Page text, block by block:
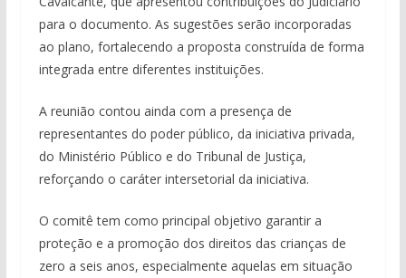
para o documento. As sugestões serão incorporadas
ao plano, fortalecendo a proposta construída de forma
integrada entre diferentes instituições.
A reunião contou ainda com a presença de
representantes do poder público, da iniciativa privada,
do Ministério Público e do Tribunal de Justiça,
reforçando o caráter intersetorial da iniciativa.
O comitê tem como principal objetivo garantir a
proteção e a promoção dos direitos das crianças de
zero a seis anos, especialmente aquelas em situação